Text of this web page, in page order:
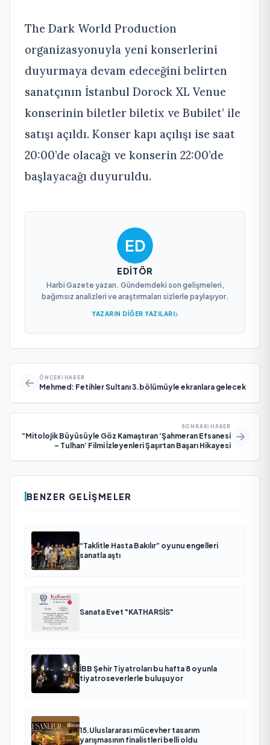
The Dark World Production
organizasyonuyla yeni konserlerini
duyurmaya devam edeceğini belirten
sanatçının İstanbul Dorock XL Venue
konserinin biletler biletix ve Bubilet’ ile
satışı açıldı. Konser kapı açılışı ise saat
20:00’de olacağı ve konserin 22:00’de
başlayacağı duyuruldu.
EDITÖR
Harbi Gazete yazarı. Gündemdeki son gelişmeleri,
bağımsız analizleri ve araştırmaları sizlerle paylaşıyor.
YAZARIN DIĞER YAZILARI
ÖNCEKI HABER
Mehmed: Fetihler Sultanı 3.bölümüyle ekranlara gelecek
SONRAKI HABER
“Mitolojik Büyüsüyle Göz Kamaştıran ‘Şahmeran Efsanesi
– Tulhan’ Filmi İzleyenleri Şaşırtan Başarı Hikayesi
BENZER GELIŞMELER
“Taklitle Hasta Bakılır” oyunu engelleri
sanatla aştı
Sanata Evet "KATHARSİS"
İBB Şehir Tiyatroları bu hafta 8 oyunla
tiyatroseverlerle buluşuyor
15.Uluslararası mücevher tasarım
yarışmasının finalistleri belli oldu